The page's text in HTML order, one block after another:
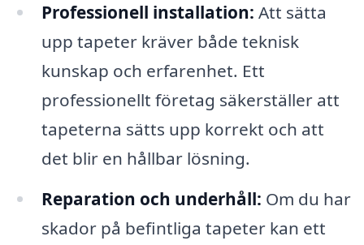
Professionell installation: Att sätta
upp tapeter kräver både teknisk
kunskap och erfarenhet. Ett
professionellt företag säkerställer att
tapeterna sätts upp korrekt och att
det blir en hållbar lösning.
Reparation och underhåll: Om du har
skador på befintliga tapeter kan ett